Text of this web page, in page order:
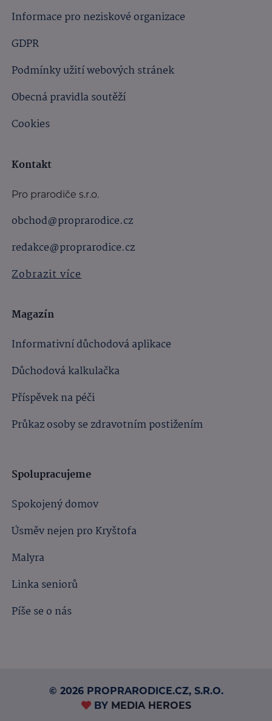
Informace pro neziskové organizace
GDPR
Podmínky užití webových stránek
Obecná pravidla soutěží
Cookies
Kontakt
Pro prarodiče s.r.o.
obchod@proprarodice.cz
redakce@proprarodice.cz
Zobrazit více
Magazín
Informativní důchodová aplikace
Důchodová kalkulačka
Příspěvek na péči
Průkaz osoby se zdravotním postižením
Spolupracujeme
Spokojený domov
Úsměv nejen pro Kryštofa
Malyra
Linka seniorů
Píše se o nás
© 2026 PROPRARODICE.CZ, S.R.O.
BY MEDIA HEROES